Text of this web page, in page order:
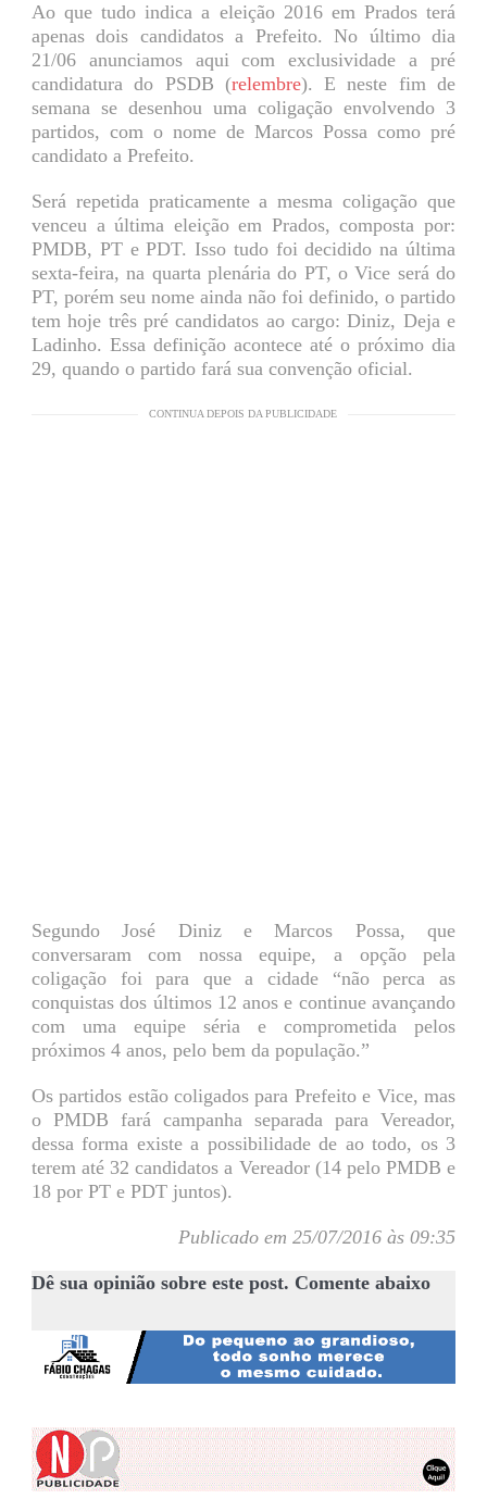
Ao que tudo indica a eleição 2016 em Prados terá
apenas dois candidatos a Prefeito. No último dia
21/06 anunciamos aqui com exclusividade a pré
candidatura do PSDB (relembre). E neste fim de
semana se desenhou uma coligação envolvendo 3
partidos, com o nome de Marcos Possa como pré
candidato a Prefeito.
Será repetida praticamente a mesma coligação que
venceu a última eleição em Prados, composta por:
PMDB, PT e PDT. Isso tudo foi decidido na última
sexta-feira, na quarta plenária do PT, o Vice será do
PT, porém seu nome ainda não foi definido, o partido
tem hoje três pré candidatos ao cargo: Diniz, Deja e
Ladinho. Essa definição acontece até o próximo dia
29, quando o partido fará sua convenção oficial.
CONTINUA DEPOIS DA PUBLICIDADE
Segundo José Diniz e Marcos Possa, que
conversaram com nossa equipe, a opção pela
coligação foi para que a cidade “não perca as
conquistas dos últimos 12 anos e continue avançando
com uma equipe séria e comprometida pelos
próximos 4 anos, pelo bem da população.”
Os partidos estão coligados para Prefeito e Vice, mas
o PMDB fará campanha separada para Vereador,
dessa forma existe a possibilidade de ao todo, os 3
terem até 32 candidatos a Vereador (14 pelo PMDB e
18 por PT e PDT juntos).
Publicado em 25/07/2016 às 09:35
Dê sua opinião sobre este post. Comente abaixo